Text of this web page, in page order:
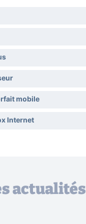
mobile
Internet
actualités